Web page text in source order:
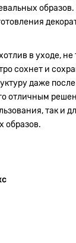
в уходе,
сохнет и
даже
отличным
так и
образов.